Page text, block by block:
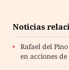
Noticias
Rafael del
en acciones